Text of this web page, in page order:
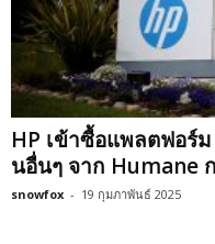
HP เข้าซื้อแพลตฟอร์
นอื่นๆ จาก Humane
snowfox - 19 กุมภาพันธ์ 2025